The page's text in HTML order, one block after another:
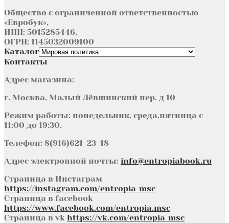
Общество с ограниченной ответственностью
«Евробук»,
ИНН: 5015285446,
ОГРН: 1145032009100
Каталог
Контакты
Адрес магазина:
г. Москва, Малый Лёвшинский пер. д 10
Режим работы: понедельник, среда,пятница с
11:00 до 19:30.
Телефон: 8(916)621-23-18
Адрес электронной почты: info@entropiabook.ru
Страница в Инстаграм
https://instagram.com/entropia_msc
Страница в facebook
https://www.facebook.com/entropia.msc
Страница в vk https://vk.com/entropia_msc